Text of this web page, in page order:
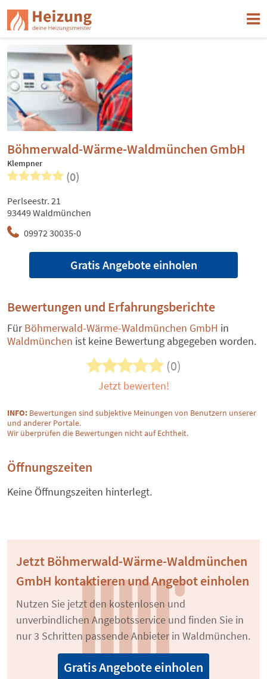
Böhmerwald-Wärme-Waldmünchen GmbH
Klempner
(0)
09972 30035-0
Perlseestr. 21
93449 Waldmünchen
Gratis Angebote einholen
Bewertungen und Erfahrungsberichte
FürBöhmerwald-Wärme-Waldmünchen GmbH in
Waldmünchen ist keine Bewertung abgegeben worden.
(0)
Jetzt bewerten!
INFO: Bewertungen sind subjektive Meinungen von Benutzern unserer
und anderer Portale.
Wir überprüfen die Bewertungen nicht auf Echtheit.
Öffnungszeiten
Keine Öffnungszeiten hinterlegt.
Jetzt Böhmerwald-Wärme-Waldmünchen
GmbH kontaktieren und Angebot einholen
Nutzen Sie jetzt den kostenlosen und
unverbindlichen Angebotsservice und finden Sie in
nur 3 Schritten passende Anbieter in Waldmünchen.
Gratis Angebote einholen